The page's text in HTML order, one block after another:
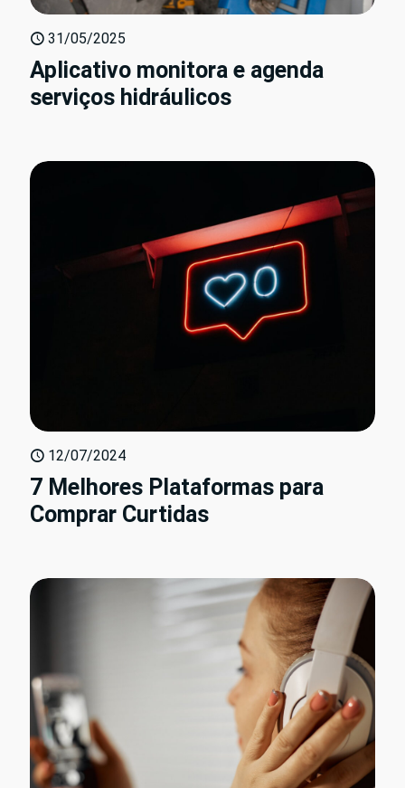
31/05/2025
Aplicativo monitora e agenda
serviços hidráulicos
12/07/2024
7 Melhores Plataformas para
Comprar Curtidas